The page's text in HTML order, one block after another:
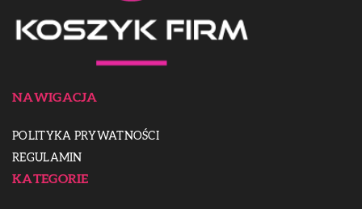
NAWIGACJA
POLITYKA PRYWATNOŚCI
REGULAMIN
KATEGORIE